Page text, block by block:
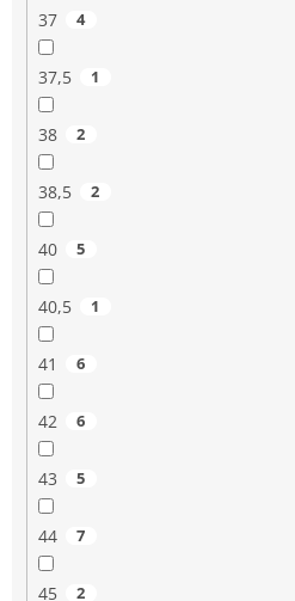
37 4
37,5 1
38 2
38,5 2
40 5
40,5 1
41 6
42 6
43 5
44 7
45 2